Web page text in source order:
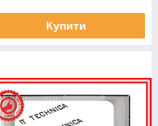
Купити